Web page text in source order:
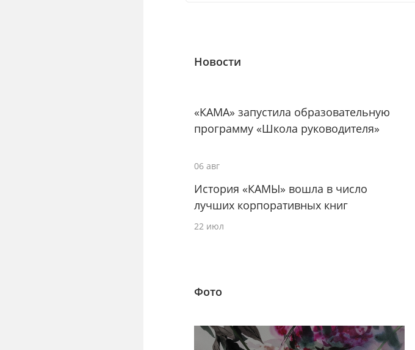
Новости
«КАМА» запустила образовательную
программу «Школа руководителя»
06 авг
История «КАМЫ» вошла в число
лучших корпоративных книг
22 июл
Фото